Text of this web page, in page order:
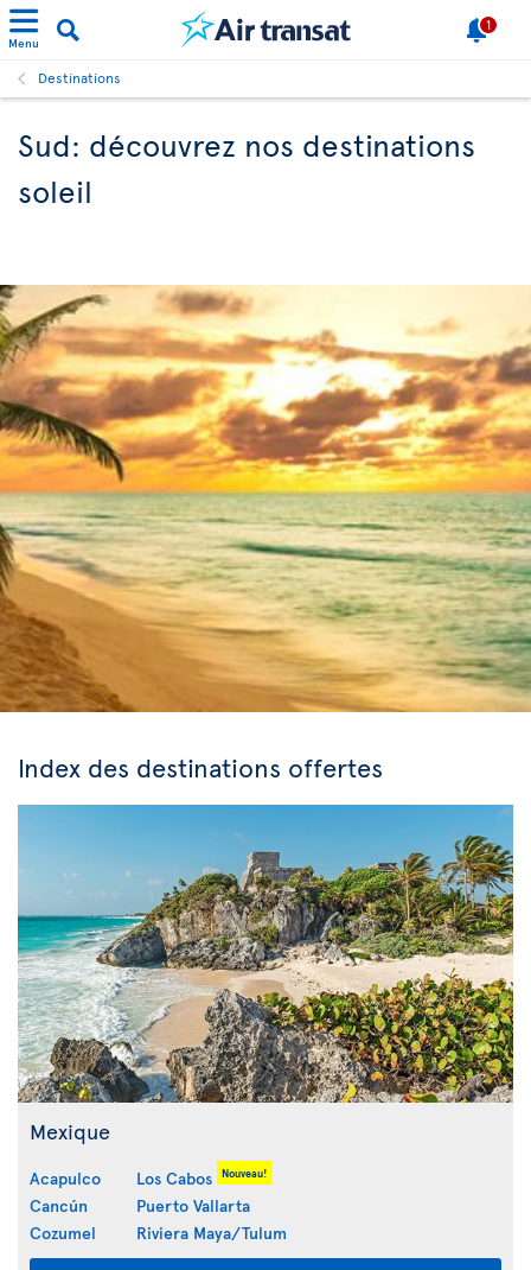
Menu
1
Destinations
Sud: découvrez nos destinations
soleil
Index des destinations offertes
Mexique
Acapulco
Cancún
Cozumel
Los Cabos Nouveau!
Puerto Vallarta
Riviera Maya/Tulum